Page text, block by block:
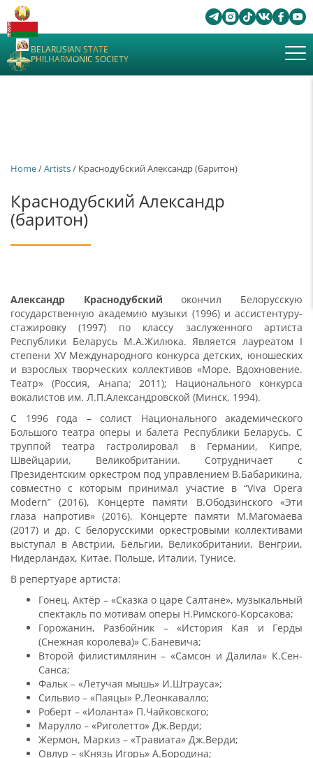
BELARUSIAN STATE
PHILHARMONIC SOCIETY
Home/Artists/ Краснодубский Александр (баритон)
Краснодубский Александр
(баритон)
Александр Краснодубскийокончил Белорусскую
государственную академию музыки (1996) и ассистентуру-
стажировку (1997) по классу заслуженного артиста
Республики Беларусь М.А.Жилюка. Является лауреатом I
степени XV Международного конкурса детских, юношеских
и взрослых творческих коллективов «Море. Вдохновение.
Театр» (Россия, Анапа; 2011); Национального конкурса
вокалистов им. Л.П.Александровской (Минск, 1994).
С 1996 года – солист Национального академического
Большого театра оперы и балета Республики Беларусь. С
труппой театра гастролировал в Германии, Кипре,
Швейцарии, Великобритании. Сотрудничает с
Президентским оркестром под управлением В.Бабарикина,
совместно с которым принимал участие в “Viva Opera
Modern” (2016), Концерте памяти В.Ободзинского «Эти
глаза напротив» (2016), Концерте памяти М.Магомаева
(2017) и др. С белорусскими оркестровыми коллективами
выступал в Австрии, Бельгии, Великобритании, Венгрии,
Нидерландах, Китае, Польше, Италии, Тунисе.
В репертуаре артиста:
Гонец, Актёр – «Сказка о царе Салтане», музыкальный
спектакль по мотивам оперы Н.Римского-Корсакова;
Горожанин, Разбойник – «История Кая и Герды
(Снежная королева)» С.Баневича;
Второй филистимлянин – «Самсон и Далила» К.Сен-
Санса;
Фальк – «Летучая мышь» И.Штрауса»;
Сильвио – «Паяцы» Р.Леонкавалло;
Роберт – «Иоланта» П.Чайковского;
Марулло – «Риголетто» Дж.Верди;
Жермон, Маркиз – «Травиата» Дж.Верди;
Овлур – «Князь Игорь» А.Бородина;